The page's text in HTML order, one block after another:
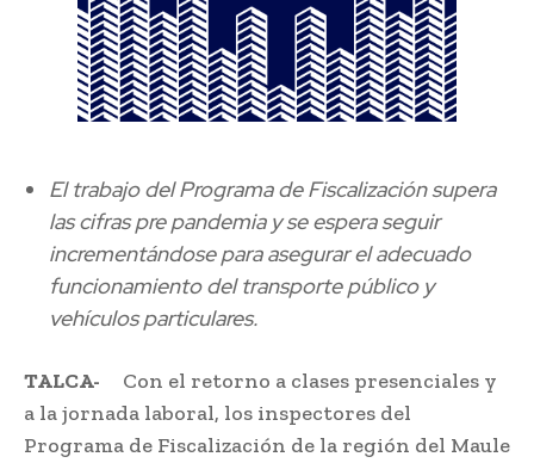
El trabajo del Programa de Fiscalización supera
las cifras pre pandemia y se espera seguir
incrementándose para asegurar el adecuado
funcionamiento del transporte público y
vehículos particulares.
TALCA-
Con el retorno a clases presenciales y
a la jornada laboral, los inspectores del
Programa de Fiscalización de la región del Maule